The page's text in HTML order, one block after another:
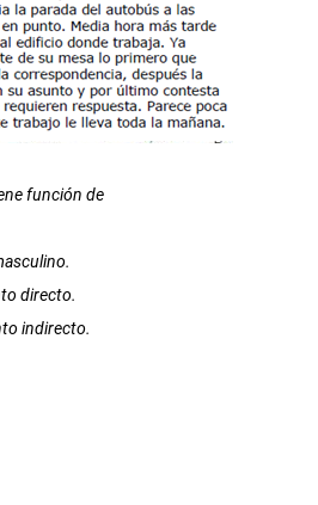
función de
directo.
indirecto.